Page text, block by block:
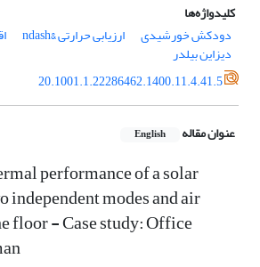
کلیدواژه‌ها
دودکش خورشیدی
ارزیابی حرارتی &ndash
دیزاین بیلدر
20.1001.1.22286462.1400.11.4.41.5
عنوان مقاله English
performance of a solar
modes and air
floor - Case study: Office